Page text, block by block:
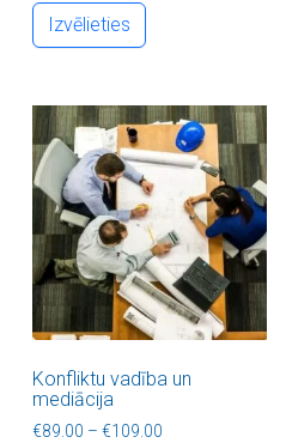
Izvēlieties
Konfliktu vadība un
mediācija
€89.00 – €109.00